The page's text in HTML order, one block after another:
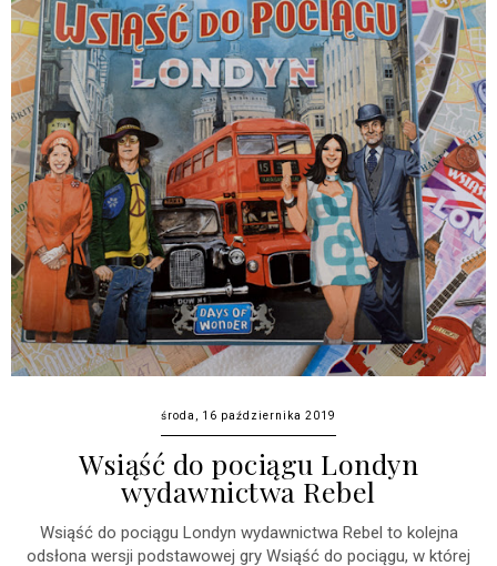
środa, 16 października 2019
Wsiąść do pociągu Londyn
wydawnictwa Rebel
Wsiąść do pociągu Londyn wydawnictwa Rebel to kolejna
odsłona wersji podstawowej gry Wsiąść do pociągu, w której